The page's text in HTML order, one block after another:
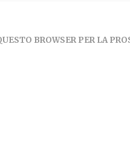
BROWSER PER LA